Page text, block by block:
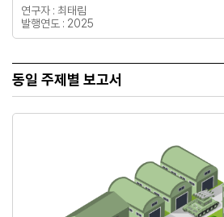
연구자 : 최태림
발행연도 : 2025
동일 주제별 보고서